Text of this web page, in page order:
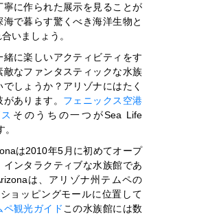
寧に作られた展示を見ることが
海で暮らす驚くべき海洋生物と
いましょう。
緒に楽しいアクティビティをす
敵なファンタスティックな水族
しょうか？アリゾナにはたく
あります。 フェニックス空港
そのうちの一つがSea Life
は2010年5月に初めてオープ
インタラクティブな水族館であ
は、アリゾナ州テムペの
ョッピングモールに位置して
ペ観光ガイド この水族館には数